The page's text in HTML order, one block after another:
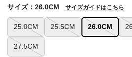
25.0CM 25.5CM 26.0CM
27.5CM
サイズ：26.0CM サイズガイドはこちら